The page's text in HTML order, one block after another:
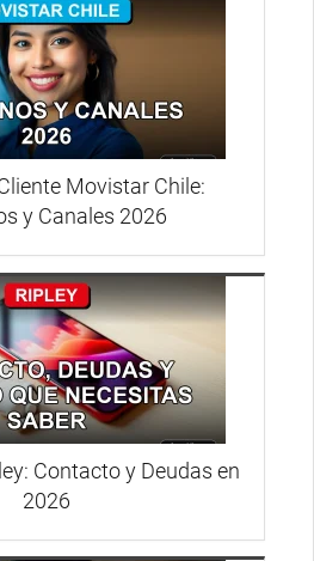
Movistar Chile:
y Canales 2026
Contacto y Deudas en
2026